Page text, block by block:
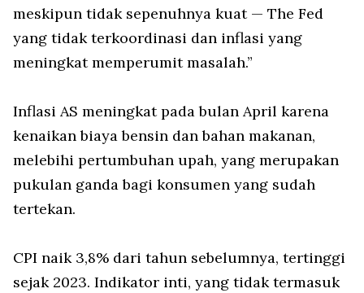
meskipun tidak sepenuhnya kuat — The Fed
yang tidak terkoordinasi dan inflasi yang
meningkat memperumit masalah.”
Inflasi AS meningkat pada bulan April karena
kenaikan biaya bensin dan bahan makanan,
melebihi pertumbuhan upah, yang merupakan
pukulan ganda bagi konsumen yang sudah
tertekan.
CPI naik 3,8% dari tahun sebelumnya, tertinggi
sejak 2023. Indikator inti, yang tidak termasuk